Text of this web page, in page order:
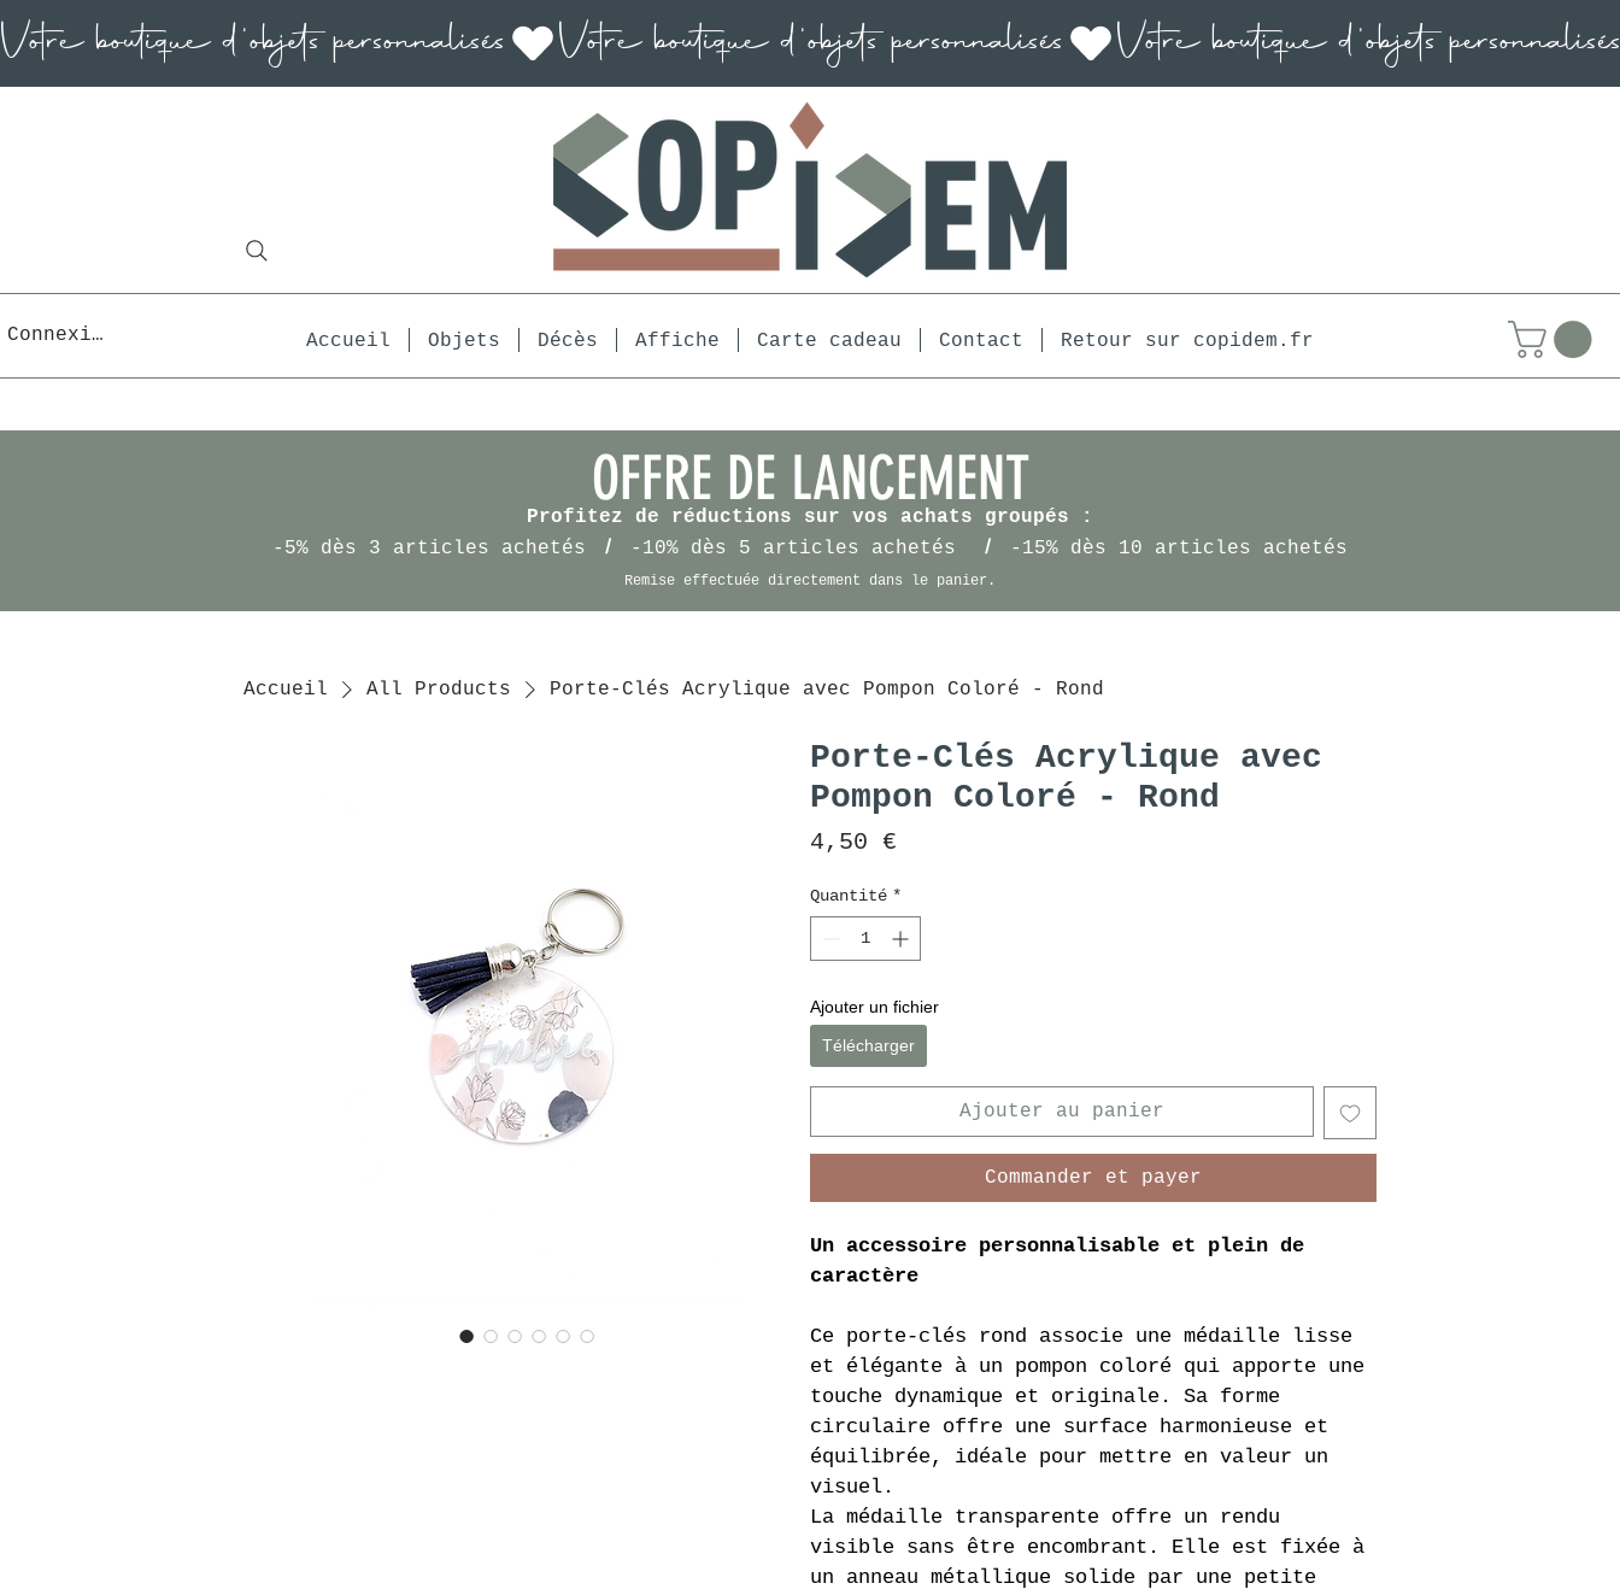
Connexion Accueil Objets Décès Affiche Carte cadeau Contact Retour sur copidem.fr
OFFRE DE LANCEMENT
Profitez de réductions sur vos achats groupés :
-5% dès 3 articles achetés
/ -10% dès 5 articles achetés / -15% dès 10 articles achetés
Remise effectuée directement dans le panier.
Accueil All Products Porte-Clés Acrylique avec Pompon Coloré - Rond
Porte-Clés Acrylique avec
Pompon Coloré - Rond
4,50 €
Quantité *
Ajouter un fichier
Télécharger
Ajouter au panier
Commander et payer
Un accessoire personnalisable et plein de
caractère
Ce porte-clés rond associe une médaille lisse
et élégante à un pompon coloré qui apporte une
touche dynamique et originale. Sa forme
circulaire offre une surface harmonieuse et
équilibrée, idéale pour mettre en valeur un
visuel.
La médaille transparente offre un rendu
visible sans être encombrant. Elle est fixée à
un anneau métallique solide par une petite